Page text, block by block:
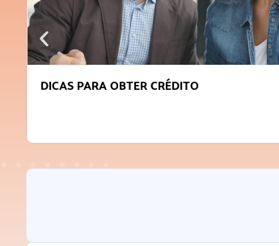
DICAS PARA OBTER CRÉDITO